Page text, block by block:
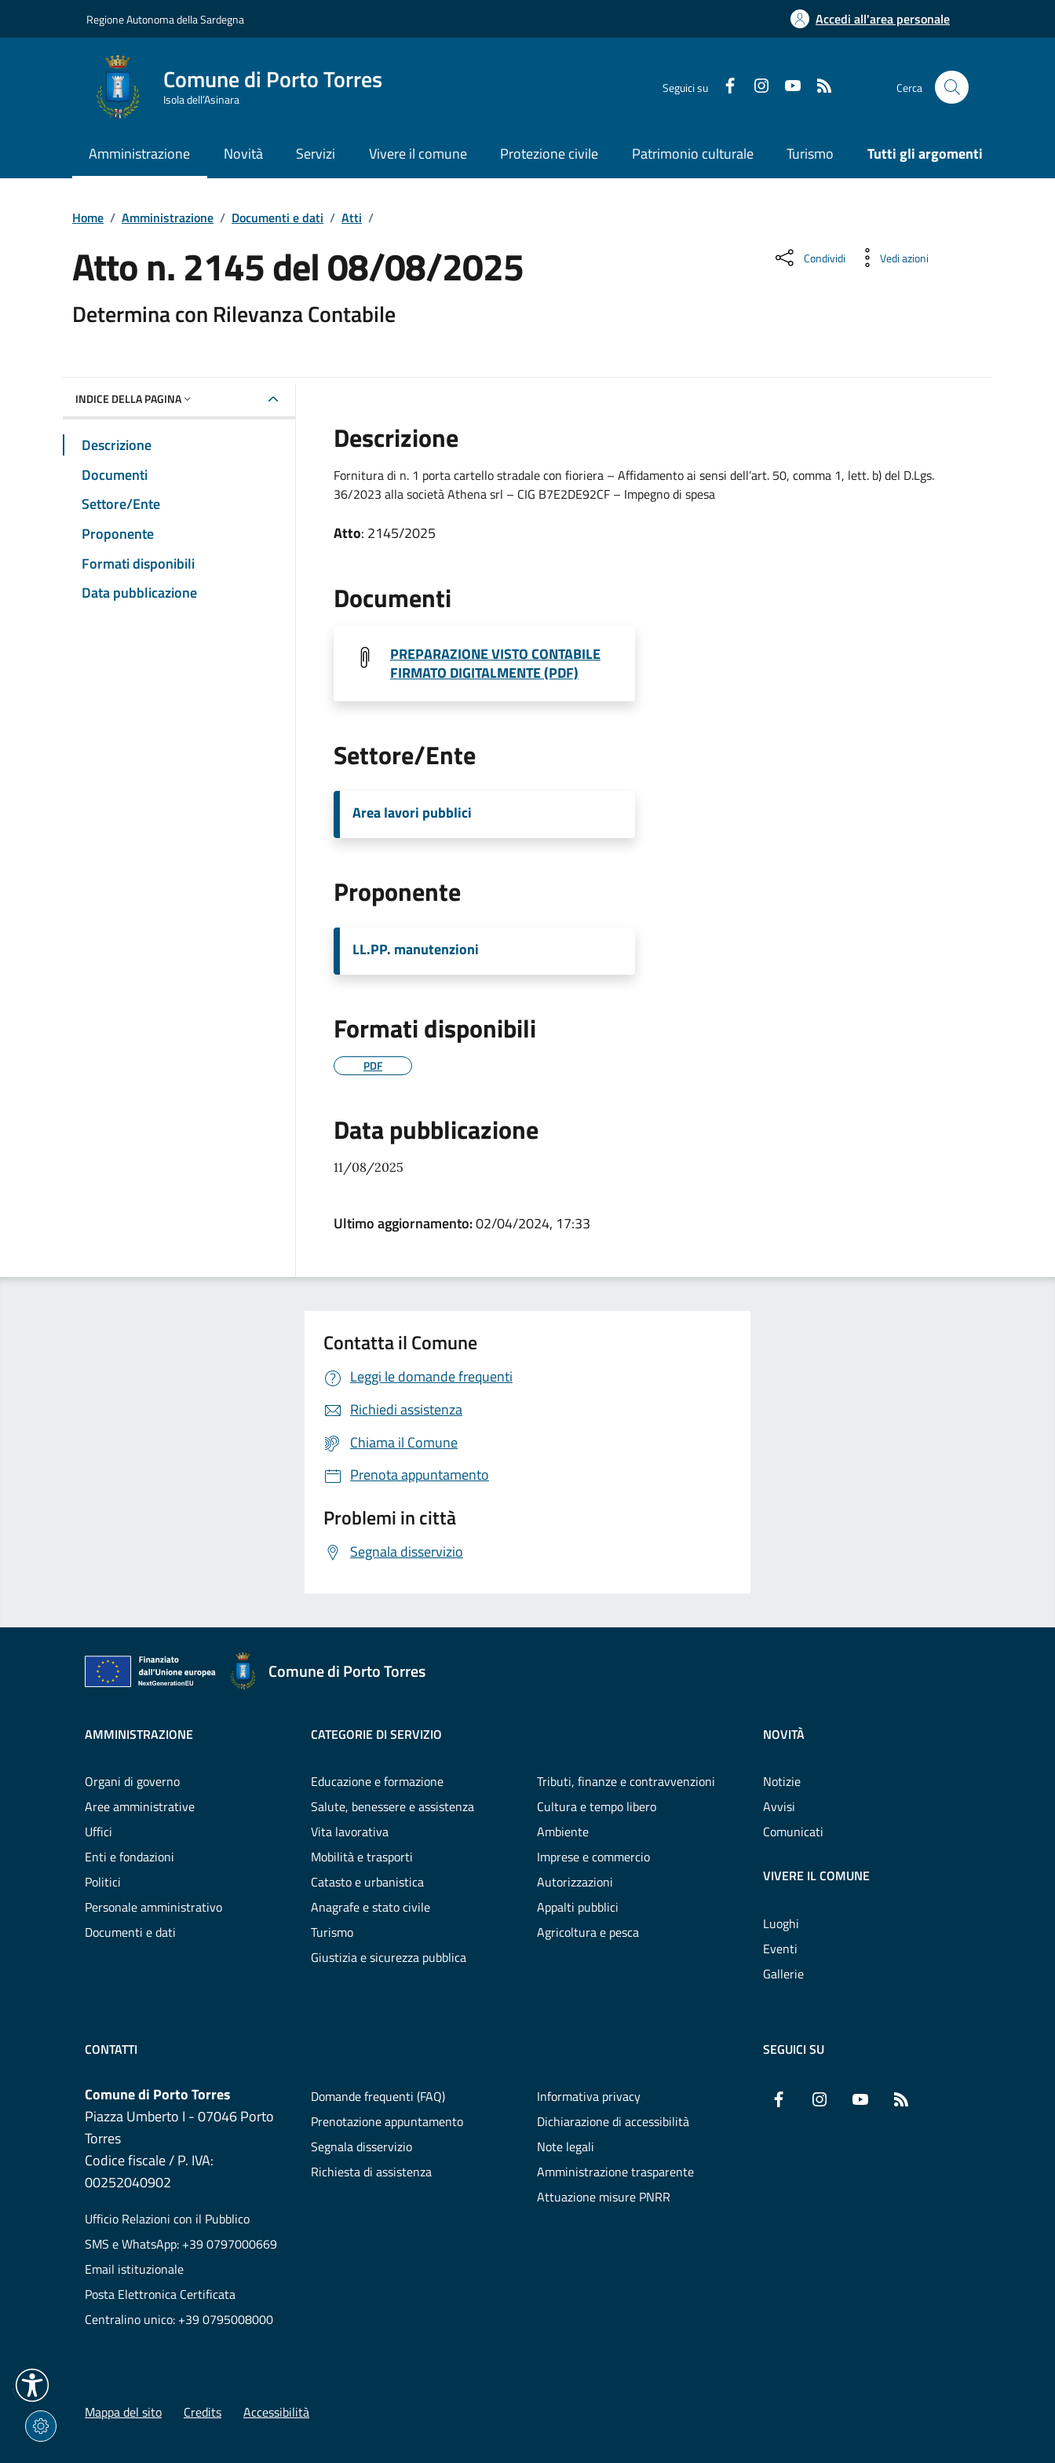
Regione Autonoma della Sardegna Accedi all'area personale
Comune di Porto Torres
Isola dell’Asinara
Seguici su Cerca
Amministrazione Novità Servizi Vivere il comune Protezione civile Patrimonio culturale Turismo Tutti gli argomenti
Home / Amministrazione / Documenti e dati / Atti /
Atto n. 2145 del 08/08/2025
Determina con Rilevanza Contabile
Condividi Vedi azioni
INDICE DELLA PAGINA
Descrizione
Documenti
Settore/Ente
Proponente
Formati disponibili
Data pubblicazione
Descrizione
Fornitura di n. 1 porta cartello stradale con fioriera – Affidamento ai sensi dell’art. 50, comma 1, lett. b) del D.Lgs.
36/2023 alla società Athena srl – CIG B7E2DE92CF – Impegno di spesa
Atto: 2145/2025
Documenti
PREPARAZIONE VISTO CONTABILE
FIRMATO DIGITALMENTE (PDF)
Settore/Ente
Area lavori pubblici
Proponente
LL.PP. manutenzioni
Formati disponibili
PDF
Data pubblicazione
11/08/2025
Ultimo aggiornamento:02/04/2024, 17:33
Contatta il Comune
Leggi le domande frequenti
Richiedi assistenza
Chiama il Comune
Prenota appuntamento
Problemi in città
Segnala disservizio
Comune di Porto Torres
AMMINISTRAZIONE
Organi di governo
Aree amministrative
Uffici
Enti e fondazioni
Politici
Personale amministrativo
Documenti e dati
CATEGORIE DI SERVIZIO
Educazione e formazione
Salute, benessere e assistenza
Vita lavorativa
Mobilità e trasporti
Catasto e urbanistica
Anagrafe e stato civile
Turismo
Giustizia e sicurezza pubblica
Tributi, finanze e contravvenzioni
Cultura e tempo libero
Ambiente
Imprese e commercio
Autorizzazioni
Appalti pubblici
Agricoltura e pesca
NOVITÀ
Notizie
Avvisi
Comunicati
VIVERE IL COMUNE
Luoghi
Eventi
Gallerie
CONTATTI
Comune di Porto Torres
Piazza Umberto I - 07046 Porto
Torres
Codice fiscale / P. IVA:
00252040902
Ufficio Relazioni con il Pubblico
SMS e WhatsApp: +39 0797000669
Email istituzionale
Posta Elettronica Certificata
Centralino unico: +39 0795008000
Domande frequenti (FAQ)
Prenotazione appuntamento
Segnala disservizio
Richiesta di assistenza
Informativa privacy
Dichiarazione di accessibilità
Note legali
Amministrazione trasparente
Attuazione misure PNRR
SEGUICI SU
Facebook InstagramYouTube
Mappa del sito Credits Accessibilità